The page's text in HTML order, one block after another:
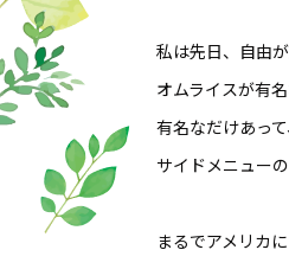
私は先日、自由
オムライスが有
有名なだけあっ
サイドメニュー
まるでアメリカ